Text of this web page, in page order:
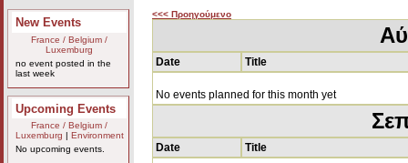
New Events
France / Belgium /
Luxemburg
no event posted in the
last week
Upcoming Events
France / Belgium /
Luxemburg
Environment
No upcoming events.
<<< Προηγούμενο
Date Title
No events planned for this month yet
Date Title